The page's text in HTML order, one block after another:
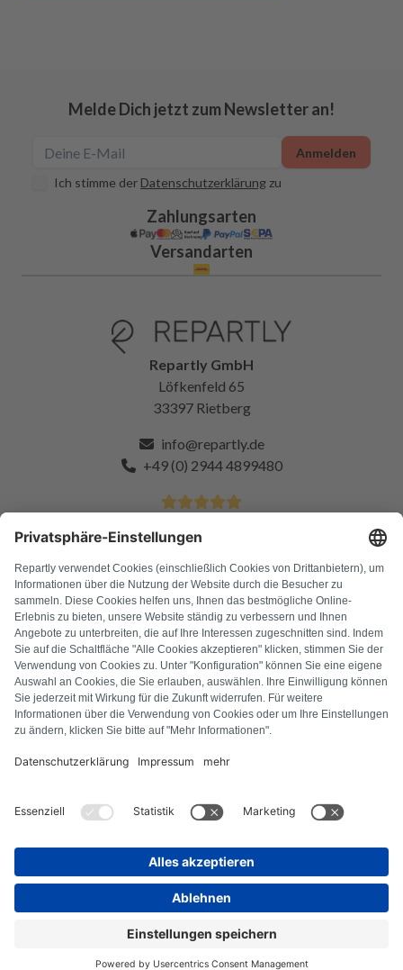
Melde Dich jetzt zum Newsletter an!
Ich stimme der Datenschutzerklärung zu
Anmelden
Zahlungsarten
Versandarten
Repartly GmbH
Löfkenfeld 65
33397 Rietberg
info@repartly.de
+49 (0) 2944 4899480
FAQ
Alle Fehlercodes
Über uns
Presse
Impressum
Cookie-Richtlinie
Vertrag widerrufen
© Repartly 2026